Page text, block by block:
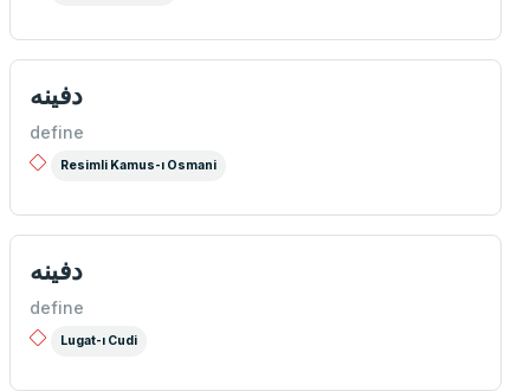
دفینه
define
Resimli Kamus-ı Osmani
دفينه
define
Lugat-ı Cudi